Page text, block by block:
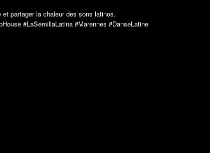
et partager la chaleur des sons latinos.
#LaSemillaLatina #Marennes #DanseLatine